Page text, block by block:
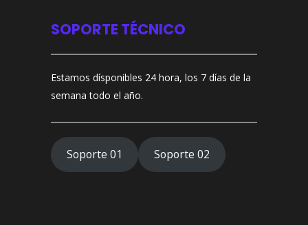
SOPORTE TÉCNICO
Estamos dísponibles 24 hora, los 7 días de la
semana todo el año.
Soporte 01 Soporte 02